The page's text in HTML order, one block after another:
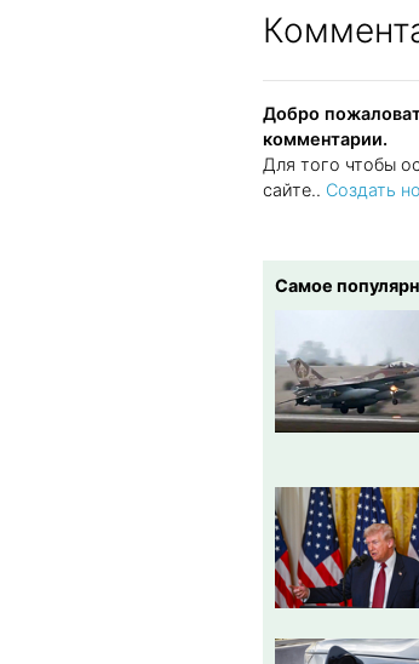
Добро
комментарии.
Для того чтобы
сайте.. Создать
Самое